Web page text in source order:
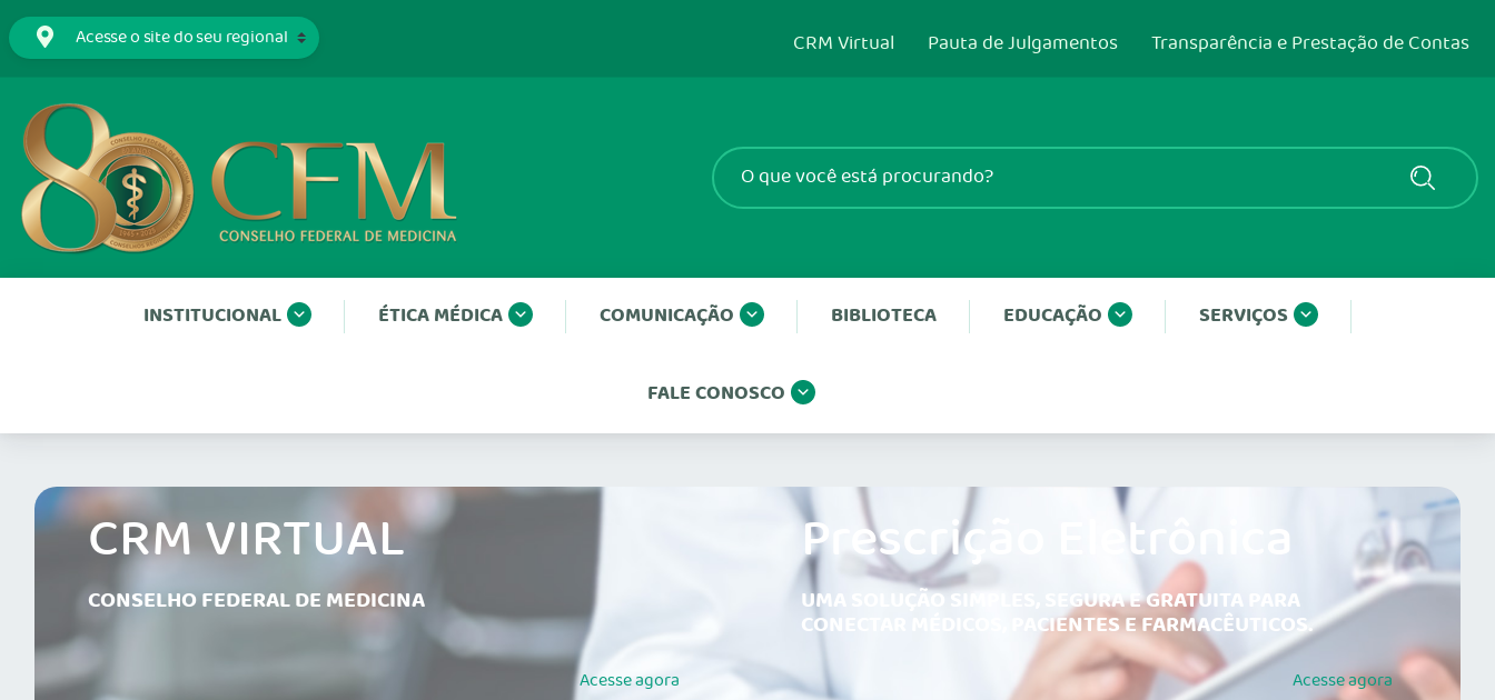
CRM Virtual Pauta de Julgamentos Transparência e Prestação de Contas
INSTITUCIONAL ÉTICA MÉDICA COMUNICAÇÃO BIBLIOTECA EDUCAÇÃO SERVIÇOS
FALE CONOSCO
CRM VIRTUAL
CONSELHO FEDERAL DE MEDICINA
Acesseagora
Prescrição Eletrônica
UMA SOLUÇÃO SIMPLES, SEGURA E GRATUITA PARA
CONECTAR MÉDICOS, PACIENTES E FARMACÊUTICOS.
Acesseagora